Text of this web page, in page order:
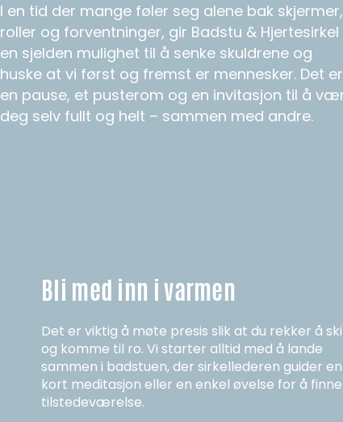
I en tid der mange føler seg alene bak skjermer,
roller og forventninger, gir Badstu & Hjertesirkel
en sjelden mulighet til å senke skuldrene og
huske at vi først og fremst er mennesker. Det er
en pause, et pusterom og en invitasjon til å
deg selv fullt og helt – sammen med andre.
Bli med inn i varmen
Det er viktig å møte presis slik at du rekker å
og komme til ro. Vi starter alltid med å lande
sammen i badstuen, der sirkellederen guider en
kort meditasjon eller en enkel øvelse for å finne
tilstedeværelse.